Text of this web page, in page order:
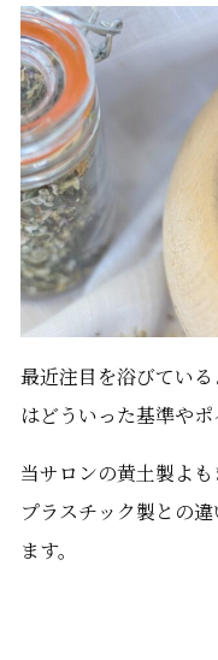
最近注目を浴びてい
はどういった基準や
当サロンの黄土製よ
プラスチック製との
ます。